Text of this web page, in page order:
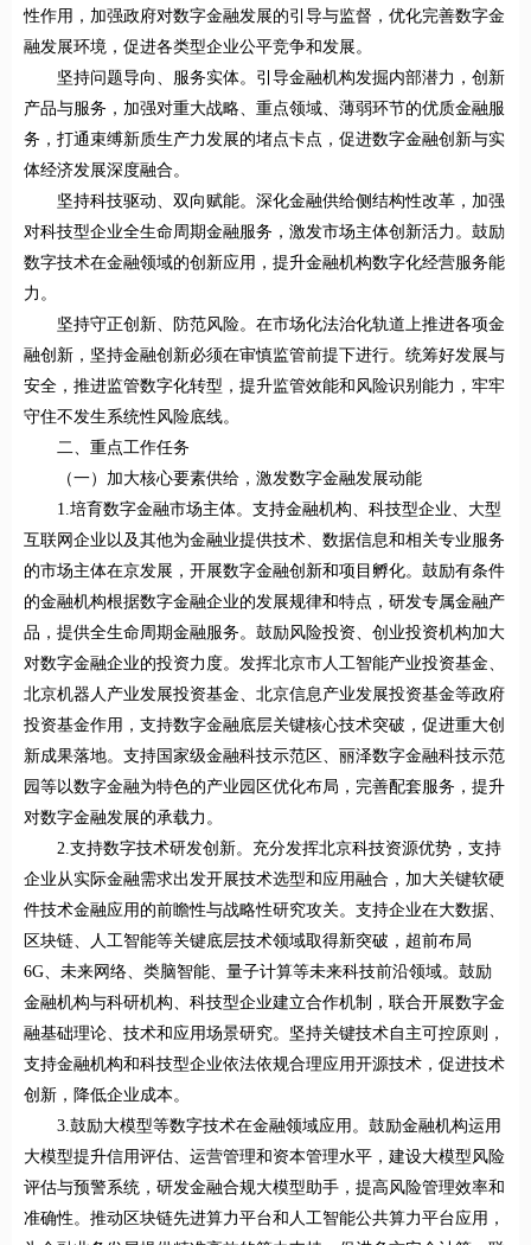
性作用，加强政府对数字金融发展的引导与监督，优化完善数字金
融发展环境，促进各类型企业公平竞争和发展。
坚持问题导向、服务实体。引导金融机构发掘内部潜力，创新
产品与服务，加强对重大战略、重点领域、薄弱环节的优质金融服
务，打通束缚新质生产力发展的堵点卡点，促进数字金融创新与实
体经济发展深度融合。
坚持科技驱动、双向赋能。深化金融供给侧结构性改革，加强
对科技型企业全生命周期金融服务，激发市场主体创新活力。鼓励
数字技术在金融领域的创新应用，提升金融机构数字化经营服务能
力。
坚持守正创新、防范风险。在市场化法治化轨道上推进各项金
融创新，坚持金融创新必须在审慎监管前提下进行。统筹好发展与
安全，推进监管数字化转型，提升监管效能和风险识别能力，牢牢
守住不发生系统性风险底线。
二、重点工作任务
（一）加大核心要素供给，激发数字金融发展动能
1.培育数字金融市场主体。支持金融机构、科技型企业、大型
互联网企业以及其他为金融业提供技术、数据信息和相关专业服务
的市场主体在京发展，开展数字金融创新和项目孵化。鼓励有条件
的金融机构根据数字金融企业的发展规律和特点，研发专属金融产
品，提供全生命周期金融服务。鼓励风险投资、创业投资机构加大
对数字金融企业的投资力度。发挥北京市人工智能产业投资基金、
北京机器人产业发展投资基金、北京信息产业发展投资基金等政府
投资基金作用，支持数字金融底层关键核心技术突破，促进重大创
新成果落地。支持国家级金融科技示范区、丽泽数字金融科技示范
园等以数字金融为特色的产业园区优化布局，完善配套服务，提升
对数字金融发展的承载力。
2.支持数字技术研发创新。充分发挥北京科技资源优势，支持
企业从实际金融需求出发开展技术选型和应用融合，加大关键软硬
件技术金融应用的前瞻性与战略性研究攻关。支持企业在大数据、
区块链、人工智能等关键底层技术领域取得新突破，超前布局
6G、未来网络、类脑智能、量子计算等未来科技前沿领域。鼓励
金融机构与科研机构、科技型企业建立合作机制，联合开展数字金
融基础理论、技术和应用场景研究。坚持关键技术自主可控原则，
支持金融机构和科技型企业依法依规合理应用开源技术，促进技术
创新，降低企业成本。
3.鼓励大模型等数字技术在金融领域应用。鼓励金融机构运用
大模型提升信用评估、运营管理和资本管理水平，建设大模型风险
评估与预警系统，研发金融合规大模型助手，提高风险管理效率和
准确性。推动区块链先进算力平台和人工智能公共算力平台应用，